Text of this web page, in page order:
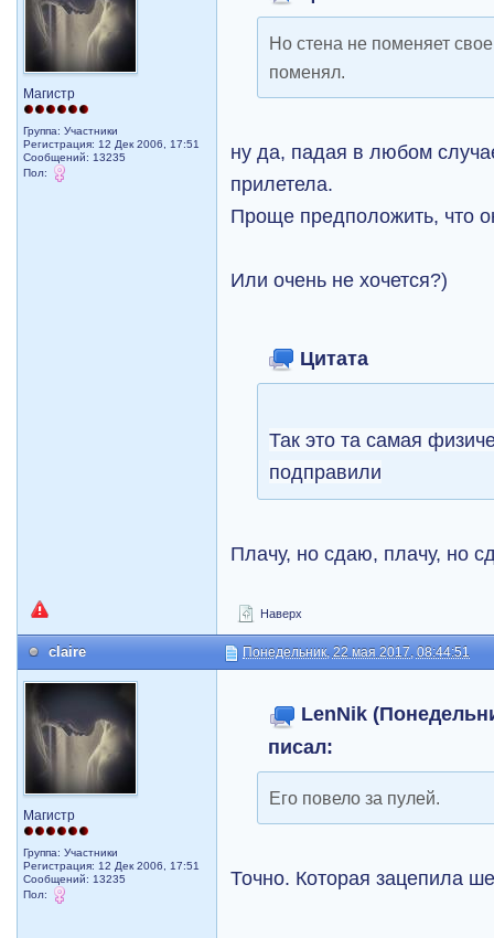
Магистр
Группа: Участники
Регистрация: 12 Дек 2006, 17:51
Сообщений: 13235
Пол:
Но стена не поменяет
поменял.
ну да, падая в любом
прилетела.
Проще предположить, что
Или очень не хочется?)
Цитата
Так это та самая
подправили
Плачу, но сдаю, плачу, но
Наверх
claire Понедельник, 22 мая 2017, 08:44:51
Магистр
Группа: Участники
Регистрация: 12 Дек 2006, 17:51
Сообщений: 13235
Пол:
LenNik
писал:
Его повело за пулей.
Точно. Которая зацепила